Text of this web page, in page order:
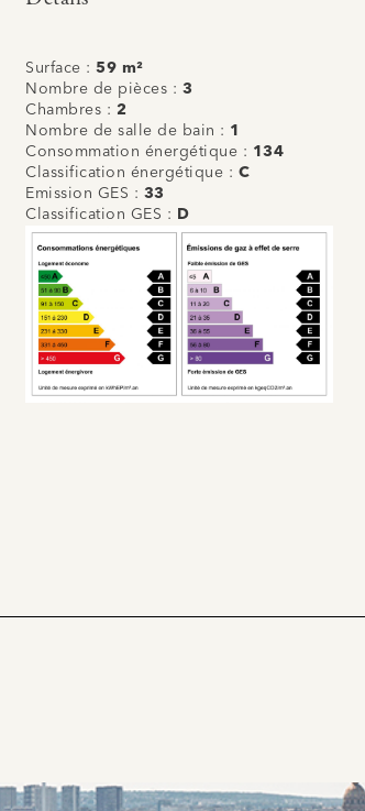
Surface :59 m²
Nombre de pièces : 3
Chambres : 2
Nombre de salle de bain : 1
Consommation énergétique : 134
Classification énergétique : C
Emission GES : 33
Classification GES :
D